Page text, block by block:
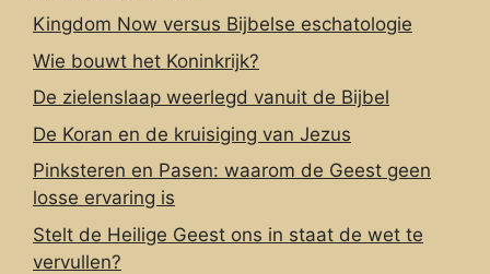
Kingdom Now versus Bijbelse eschatologie
Wie bouwt het Koninkrijk?
De zielenslaap weerlegd vanuit de Bijbel
De Koran en de kruisiging van Jezus
Pinksteren en Pasen: waarom de Geest geen
losse ervaring is
Stelt de Heilige Geest ons in staat de wet te
vervullen?